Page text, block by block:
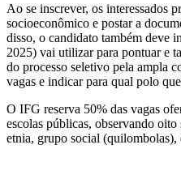
Ao se inscrever, os interessados
socioeconômico e postar a
disso, o candidato também deve
2025) vai utilizar para pontuar e
do processo seletivo pela ampla
vagas e indicar para qual polo
O IFG reserva 50% das vagas
escolas públicas, observando
etnia, grupo social